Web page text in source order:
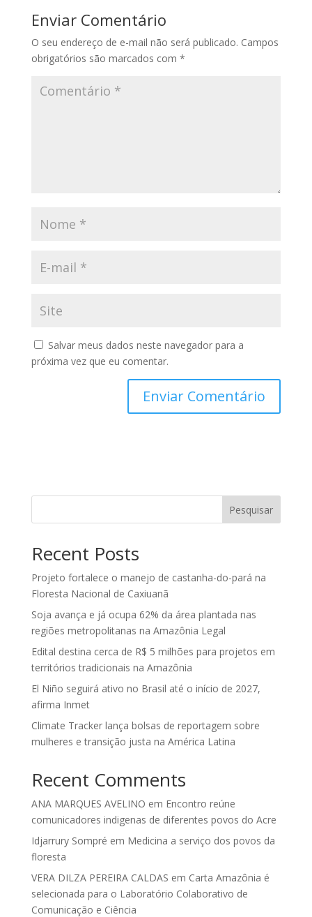
Enviar Comentário
O seu endereço de e-mail não será publicado. Campos
obrigatórios são marcados com *
Salvar meus dados neste navegador para a
próxima vez que eu comentar.
Pesquisar
Recent Posts
Projeto fortalece o manejo de castanha-do-pará na
Floresta Nacional de Caxiuanã
Soja avança e já ocupa 62% da área plantada nas
regiões metropolitanas na Amazônia Legal
Edital destina cerca de R$ 5 milhões para projetos em
territórios tradicionais na Amazônia
El Niño seguirá ativo no Brasil até o início de 2027,
afirma Inmet
Climate Tracker lança bolsas de reportagem sobre
mulheres e transição justa na América Latina
Recent Comments
ANA MARQUES AVELINO em Encontro reúne
comunicadores indigenas de diferentes povos do Acre
Idjarrury Sompré em Medicina a serviço dos povos da
floresta
VERA DILZA PEREIRA CALDAS em Carta Amazônia é
selecionada para o Laboratório Colaborativo de
Comunicação e Ciência